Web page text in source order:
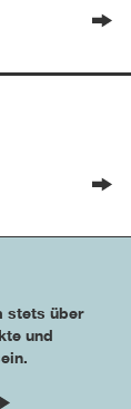
stets über
und